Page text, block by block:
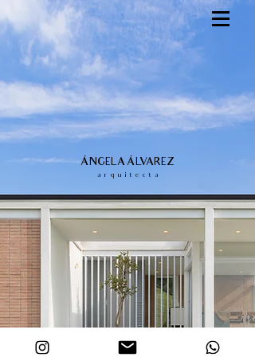
ÁNGELA ÁLVAREZ
a r q u i t e c t a